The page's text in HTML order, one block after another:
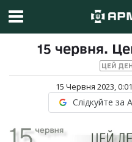
15 червня.
ЦЕЙ
15 Червня 2023, 0:01
Слідкуйте за